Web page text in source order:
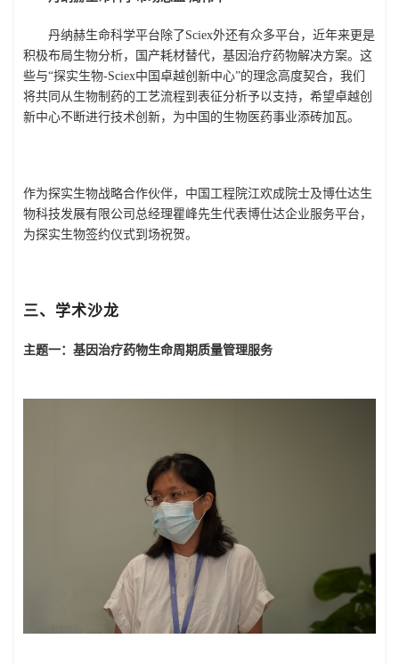
丹纳赫生命科学平台除了Sciex外还有众多平台，近年来更是
积极布局生物分析，国产耗材替代，基因治疗药物解决方案。这
些与“探实生物-Sciex中国卓越创新中心”的理念高度契合，我们
将共同从生物制药的工艺流程到表征分析予以支持，希望卓越创
新中心不断进行技术创新，为中国的生物医药事业添砖加瓦。
作为探实生物战略合作伙伴，中国工程院江欢成院士及博仕达生
物科技发展有限公司总经理瞿峰先生代表博仕达企业服务平台，
为探实生物签约仪式到场祝贺。
三、学术沙龙
主题一：基因治疗药物生命周期质量管理服务